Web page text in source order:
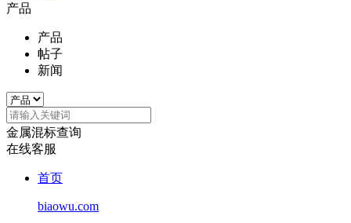
产品
产品
帖子
新闻
金属混标查询
在线客服
首页
biaowu.com